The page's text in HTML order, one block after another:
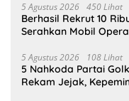
5 Agustus 2026 450 Lihat
Berhasil Rekrut 10
Serahkan Mobil
5 Agustus 2026 108 Lihat
5 Nahkoda Partai
Rekam Jejak,